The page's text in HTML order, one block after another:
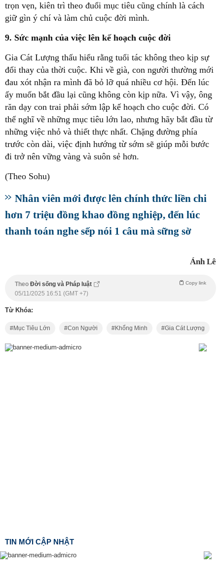
trọn vẹn, kiên trì theo đuổi mục tiêu cũng chính là cách
giữ gìn ý chí và làm chủ cuộc đời mình.
9. Sức mạnh của việc lên kế hoạch cuộc đời
Gia Cát Lượng thấu hiểu rằng tuổi tác không theo kịp sự
đổi thay của thời cuộc. Khi về già, con người thường mới
đau xót nhận ra mình đã bỏ lỡ quá nhiều cơ hội. Đến lúc
ấy muốn bắt đầu lại cũng không còn kịp nữa. Vì vậy, ông
răn dạy con trai phải sớm lập kế hoạch cho cuộc đời. Có
thể nghĩ về những mục tiêu lớn lao, nhưng hãy bắt đầu từ
những việc nhỏ và thiết thực nhất. Chặng đường phía
trước còn dài, việc định hướng từ sớm sẽ giúp mỗi bước
đi trở nên vững vàng và suôn sẻ hơn.
(Theo Sohu)
Nhân viên mới được lên chính thức liền chi
hơn 7 triệu đồng khao đồng nghiệp, đến lúc
thanh toán nghe sếp nói 1 câu mà sững sờ
Ánh Lê
Theo Đời sống và Pháp luật Copy link
05/11/2025 16:51 (GMT +7)
Từ Khóa:
Mục Tiêu Lớn Con Người Khổng Minh Gia Cát Lượng
TIN MỚI CẬP NHẬT